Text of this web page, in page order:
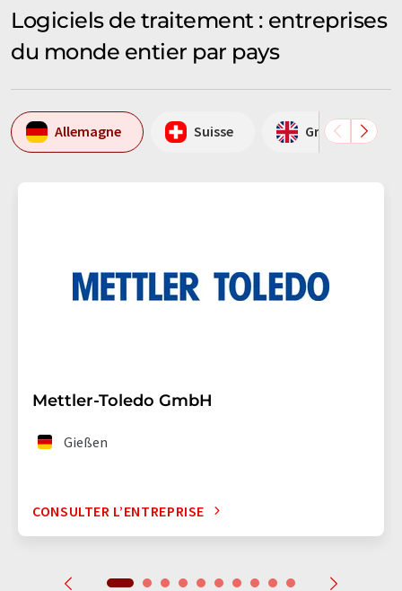
Logiciels de traitement : entreprises
du monde entier par pays
Allemagne Suisse Grande-
Mettler-Toledo GmbH
Gießen
CONSULTER L’ENTREPRISE